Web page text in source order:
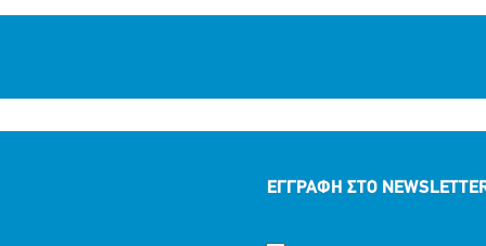
ΕΓΓΡΑΦΗ ΣΤΟ